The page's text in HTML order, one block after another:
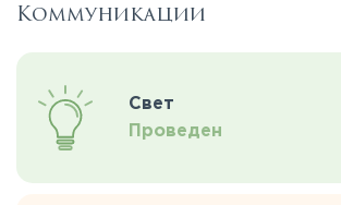
Коммуникации
Свет
Проведен